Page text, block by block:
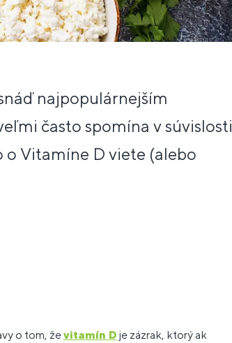
najpopulárnejším
často spomína v súvislosti
o Vitamíne D viete (alebo
o tom, ževitamín D je zázrak, ktorý ak